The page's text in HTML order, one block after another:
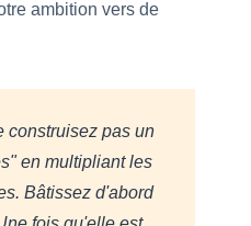
ambition vers de
construisez pas un
en multipliant les
Bâtissez d'abord